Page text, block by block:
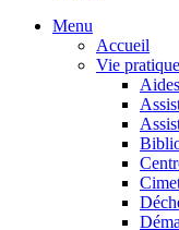
Menu
Accueil
Vie pratique